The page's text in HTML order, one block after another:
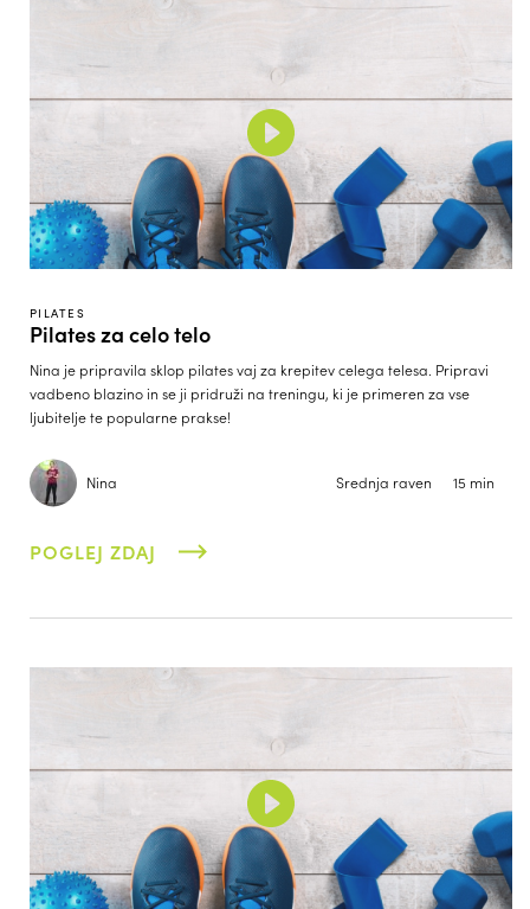
PILATES
Pilates za celo telo
Nina je pripravila sklop pilates vaj za krepitev celega telesa. Pripravi
vadbeno blazino in se ji pridruži na treningu, ki je primeren za vse
ljubitelje te popularne prakse!
Nina Srednja raven 15 min
POGLEJ ZDAJ